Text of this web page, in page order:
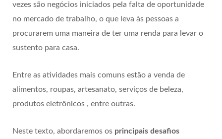
vezes são negócios iniciados pela falta de oportunidade
no mercado de trabalho, o que leva às pessoas a
procurarem uma maneira de ter uma renda para levar o
sustento para casa.
Entre as atividades mais comuns estão a venda de
alimentos, roupas, artesanato, serviços de beleza,
produtos eletrônicos , entre outras.
Neste texto, abordaremos os principais desafios